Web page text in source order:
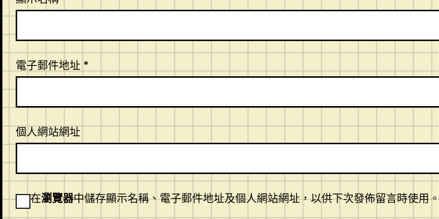
電子郵件地址 *
個人網站網址
在瀏覽器中儲存顯示名稱、電子郵件地址及個人網站網址，以供下次發佈留言時使用